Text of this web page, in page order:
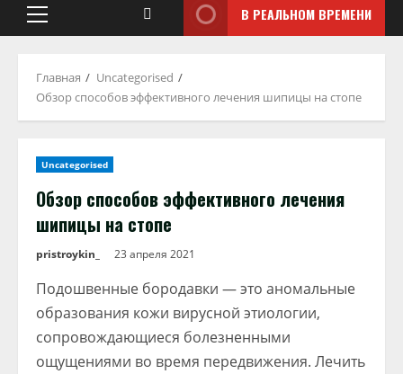
Основное
В РЕАЛЬНОМ ВРЕМЕНИ
Главная
Uncategorised
Обзор способов эффективного лечения шипицы на стопе
Uncategorised
Обзор способов эффективного лечения
шипицы на стопе
pristroykin_ 23 апреля 2021
Подошвенные бородавки — это аномальные
образования кожи вирусной этиологии,
сопровождающиеся болезненными
ощущениями во время передвижения. Лечить